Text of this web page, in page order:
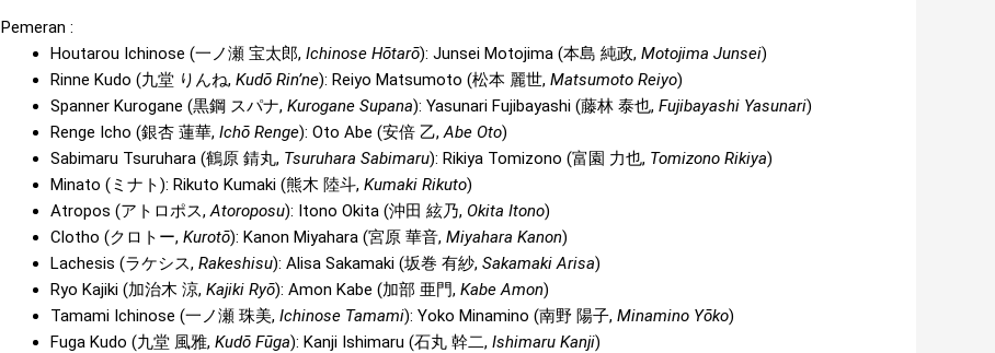
Pemeran :
Houtarou Ichinose (一ノ瀬 宝太郎, Ichinose Hōtarō): Junsei Motojima (本島 純政, Motojima Junsei)
Rinne Kudo (九堂 りんね, Kudō Rin’ne): Reiyo Matsumoto (松本 麗世, Matsumoto Reiyo)
Spanner Kurogane (黒鋼 スパナ, Kurogane Supana): Yasunari Fujibayashi (藤林 泰也, Fujibayashi Yasunari)
Renge Icho (銀杏 蓮華, Ichō Renge): Oto Abe (安倍 乙, Abe Oto)
Sabimaru Tsuruhara (鶴原 錆丸, Tsuruhara Sabimaru): Rikiya Tomizono (富園 力也, Tomizono Rikiya)
Minato (ミナト): Rikuto Kumaki (熊木 陸斗, Kumaki Rikuto)
Atropos (アトロポス, Atoroposu): Itono Okita (沖田 絃乃, Okita Itono)
Clotho (クロトー, Kurotō): Kanon Miyahara (宮原 華音, Miyahara Kanon)
Lachesis (ラケシス, Rakeshisu): Alisa Sakamaki (坂巻 有紗, Sakamaki Arisa)
Ryo Kajiki (加治木 涼, Kajiki Ryō): Amon Kabe (加部 亜門, Kabe Amon)
Tamami Ichinose (一ノ瀬 珠美, Ichinose Tamami): Yoko Minamino (南野 陽子, Minamino Yōko)
Fuga Kudo (九堂 風雅, Kudō Fūga): Kanji Ishimaru (石丸 幹二, Ishimaru Kanji)